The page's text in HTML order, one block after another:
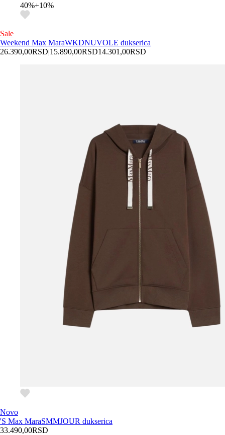
40%+10%
Sale
Weekend Max MaraWKDNUVOLE dukserica
26.390,00RSD|15.890,00RSD14.301,00RSD
Novo
'S Max MaraSMMJOUR dukserica
33.490,00RSD